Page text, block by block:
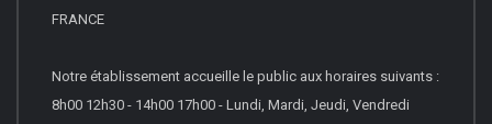
FRANCE
Notre établissement accueille le public aux horaires suivants :
8h00 12h30 - 14h00 17h00 - Lundi, Mardi, Jeudi, Vendredi